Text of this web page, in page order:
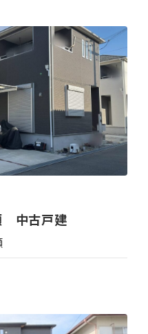
中古戸建